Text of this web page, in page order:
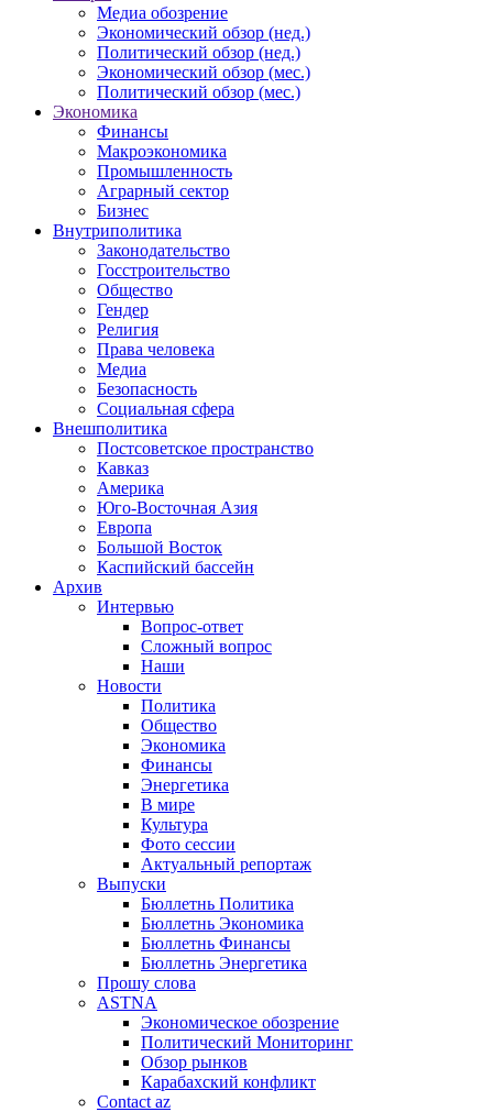
Медиа обозрение
Экономический обзор (нед.)
Политический обзор (нед.)
Экономический обзор (мес.)
Политический обзор (мес.)
Экономика
Финансы
Макроэкономика
Промышленность
Аграрный сектор
Бизнес
Внутриполитика
Законодательство
Госстроительство
Общество
Гендер
Религия
Права человека
Медиа
Безопасность
Социальная сфера
Внешполитика
Постсоветское пространство
Кавказ
Америка
Юго-Восточная Азия
Европа
Большой Восток
Каспийский бассейн
Архив
Интервью
Вопрос-ответ
Сложный вопрос
Наши
Новости
Политика
Общество
Экономика
Финансы
Энергетика
В мире
Культура
Фото сессии
Актуальный репортаж
Выпуски
Бюллетнь Политика
Бюллетнь Экономика
Бюллетнь Финансы
Бюллетнь Энергетика
Прошу слова
ASTNA
Экономическое обозрение
Политический Мониторинг
Обзор рынков
Карабахский конфликт
Contact az